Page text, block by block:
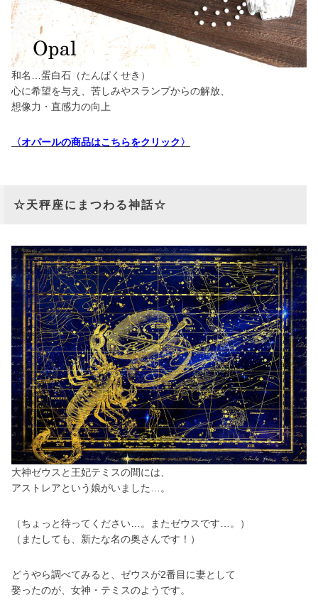
和名…蛋白石（たんぱくせき）
心に希望を与え、苦しみやスランプからの解放、
想像力・直感力の向上
〈オパールの商品はこちらをクリック〉
☆天秤座にまつわる神話☆
大神ゼウスと王妃テミスの間には、
アストレアという娘がいました…。
（ちょっと待ってください…。またゼウスです…。）
（またしても、新たな名の奥さんです！）
どうやら調べてみると、ゼウスが2番目に妻として
娶ったのが、女神・テミスのようです。